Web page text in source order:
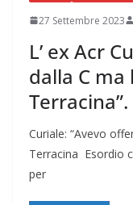
27 Settembre 2023
L’ ex Acr
dalla C
Curiale: “Avevo
Terracina Esordio
per